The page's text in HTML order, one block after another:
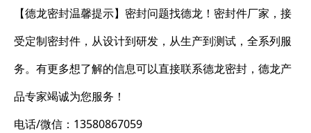
【德龙密封温馨提示】密封问题找德龙！密封件厂家，接
受定制密封件，从设计到研发，从生产到测试，全系列服
务。有更多想了解的信息可以直接联系德龙密封，德龙产
品专家竭诚为您服务！
电话/微信：13580867059